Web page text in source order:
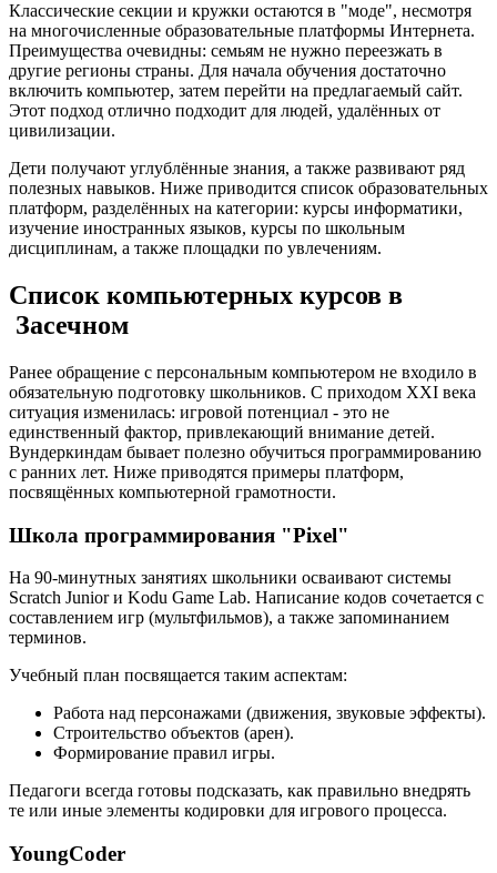
Классические секции и кружки остаются в "моде", несмотря
на многочисленные образовательные платформы Интернета.
Преимущества очевидны: семьям не нужно переезжать в
другие регионы страны. Для начала обучения достаточно
включить компьютер, затем перейти на предлагаемый сайт.
Этот подход отлично подходит для людей, удалённых от
цивилизации.
Дети получают углублённые знания, а также развивают ряд
полезных навыков. Ниже приводится список образовательных
платформ, разделённых на категории: курсы информатики,
изучение иностранных языков, курсы по школьным
дисциплинам, а также площадки по увлечениям.
Список компьютерных курсов в
Засечном
Ранее обращение с персональным компьютером не входило в
обязательную подготовку школьников. С приходом XXI века
ситуация изменилась: игровой потенциал - это не
единственный фактор, привлекающий внимание детей.
Вундеркиндам бывает полезно обучиться программированию
с ранних лет. Ниже приводятся примеры платформ,
посвящённых компьютерной грамотности.
Школа программирования "Pixel"
На 90-минутных занятиях школьники осваивают системы
Scratch Junior и Kodu Game Lab. Написание кодов сочетается с
составлением игр (мультфильмов), а также запоминанием
терминов.
Учебный план посвящается таким аспектам:
Работа над персонажами (движения, звуковые эффекты).
Строительство объектов (арен).
Формирование правил игры.
Педагоги всегда готовы подсказать, как правильно внедрять
те или иные элементы кодировки для игрового процесса.
YoungCoder